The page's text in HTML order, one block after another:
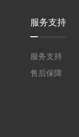
服务支持
服务支持
售后保障